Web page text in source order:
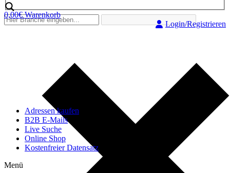
0,00€ Warenkorb
Login/Registrieren
Adressen kaufen
B2B E-Mails
Live Suche
Online Shop
Kostenfreier Datensatz
Menü